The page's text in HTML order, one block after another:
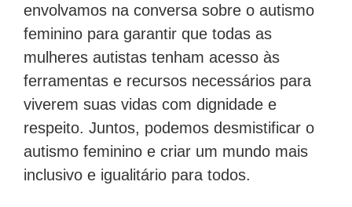
envolvamos na conversa sobre o autismo
feminino para garantir que todas as
mulheres autistas tenham acesso às
ferramentas e recursos necessários para
viverem suas vidas com dignidade e
respeito. Juntos, podemos desmistificar o
autismo feminino e criar um mundo mais
inclusivo e igualitário para todos.